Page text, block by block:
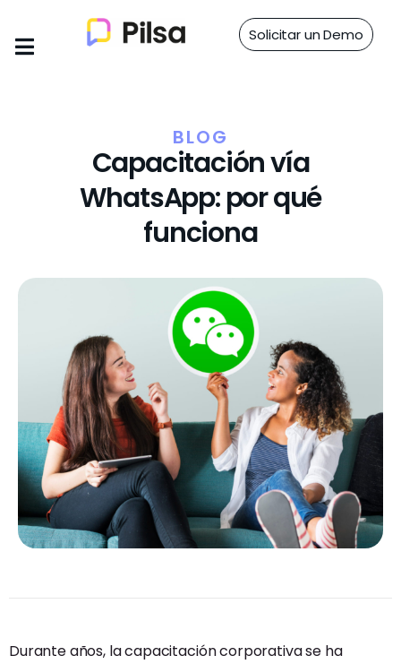
Solicitar un Demo
BLOG
Capacitación vía
WhatsApp: por qué
funciona
Durante años, la capacitación corporativa se ha